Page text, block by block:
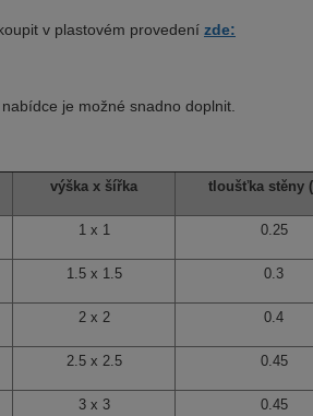
v plastovém provedení zde:
je možné snadno doplnit.
výška x šířka tloušťka stěny
1 x 1 0.25
1.5 x 1.5 0.3
2 x 2 0.4
2.5 x 2.5 0.45
3 x 3 0.45